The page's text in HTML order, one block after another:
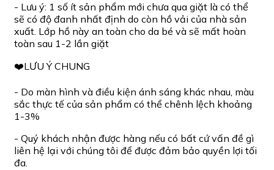
- Lưu ý: 1 số ít sản phẩm mới chưa qua giặt là có thể
sẽ có độ đanh nhất định do còn hồ vải của nhà sản
xuất. Lớp hồ này an toàn cho da bé và sẽ mất hoàn
toàn sau 1-2 lần giặt
❤️LƯU Ý CHUNG
- Do màn hình và điều kiện ánh sáng khác nhau, màu
sắc thực tế của sản phẩm có thể chênh lệch khoảng
1-3%
- Quý khách nhận được hàng nếu có bất cứ vấn đề gì
liên hệ lại với chúng tôi để được đảm bảo quyền lợi tối
đa.